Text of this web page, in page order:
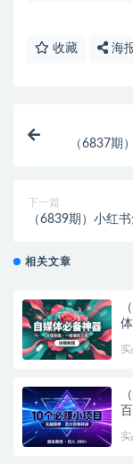
收藏 海
（6837期
下一篇
（6839期）小红
相关文章
实
实